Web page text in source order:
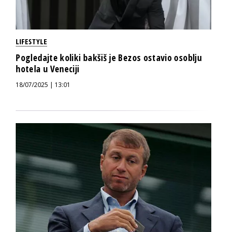
LIFESTYLE
Pogledajte koliki bakšiš je Bezos ostavio osoblju
hotela u Veneciji
18/07/2025 | 13:01